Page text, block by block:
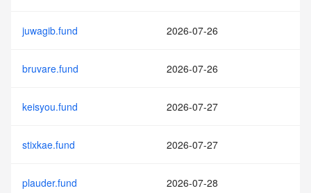
juwagib.fund 2026-07-26
bruvare.fund 2026-07-26
keisyou.fund 2026-07-27
stixkae.fund 2026-07-27
plauder.fund 2026-07-28